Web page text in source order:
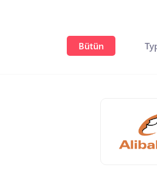
Bütün